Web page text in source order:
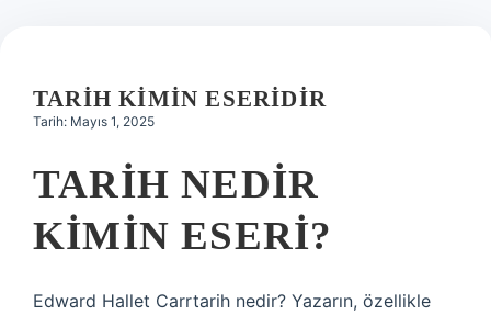
Hakkımızda
TARIH KIMIN ESERIDIR
Tarih: Mayıs 1, 2025
TARIH NEDIR
KIMIN ESERI?
Edward Hallet Carrtarih nedir? Yazarın, özellikle